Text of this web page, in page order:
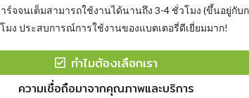
ร์จจนเต็มสามารถใช้งานได้นานถึง 3-4 ชั่วโมง (ขึ้นอยู่กั
มง ประสบการณ์การใช้งานของแบตเตอรี่ดีเยี่ยมมาก!
ทำไมต้องเลือกเรา
ความเชื่อถือมาจากคุณภาพและบริการ